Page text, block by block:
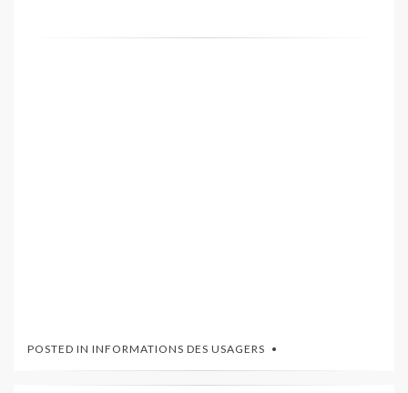
POSTED IN INFORMATIONS DES USAGERS